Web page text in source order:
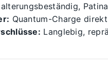
Quantum-Charge
Langlebig,